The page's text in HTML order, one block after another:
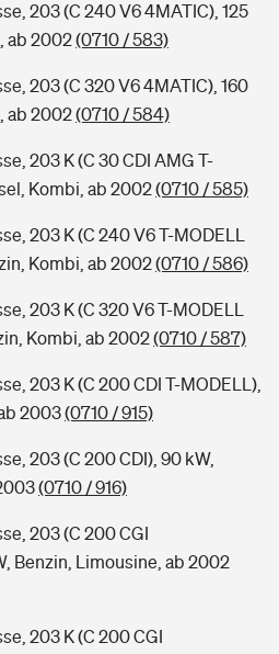
203 (C 240 V6 4MATIC), 125
ab 2002(0710 / 583)
203 (C 320 V6 4MATIC), 160
ab 2002(0710 / 584)
203 K (C 30 CDI AMG T-
Kombi, ab 2002(0710 / 585)
203 K (C 240 V6 T-MODELL
Kombi, ab 2002(0710 / 586)
203 K (C 320 V6 T-MODELL
Kombi, ab 2002(0710 / 587)
203 K (C 200 CDI T-MODELL),
2003(0710 / 915)
203 (C 200 CDI), 90 kW,
(0710 / 916)
203 (C 200 CGI
Benzin, Limousine, ab 2002
203 K (C 200 CGI